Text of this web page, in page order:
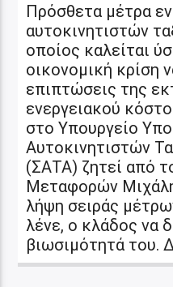
Πρόσθετα μέτρα
αυτοκινητιστών
οποίος καλείται
οικονομική κρίση
επιπτώσεις της
ενεργειακού
στο Υπουργείο
Αυτοκινητιστών
(ΣΑΤΑ) ζητεί από
Μεταφορών
λήψη σειράς
λένε, ο κλάδος να
βιωσιμότητά του.